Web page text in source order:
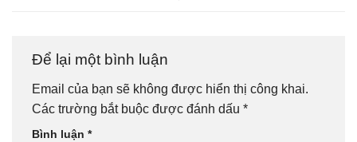
Để lại một bình luận
Email của bạn sẽ không được hiển thị công khai.
Các trường bắt buộc được đánh dấu *
Bình luận *